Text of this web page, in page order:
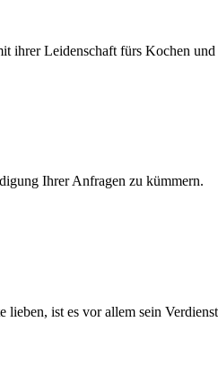
ihrer Leidenschaft fürs Kochen
Ihrer Anfragen zu kümmern.
ist es vor allem sein